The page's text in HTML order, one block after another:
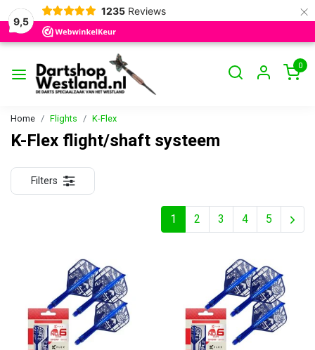
9,5
1235 Reviews ×
0
Home Flights K-Flex
K-Flex flight/shaft systeem
Filters
1 2 3 4 5